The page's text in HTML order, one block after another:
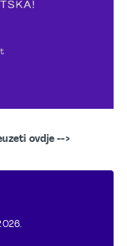
ovdje -->